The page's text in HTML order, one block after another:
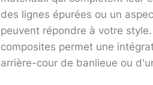
des lignes épurées ou un
peuvent répondre à votre
composites permet une
arrière-cour de banlieue ou